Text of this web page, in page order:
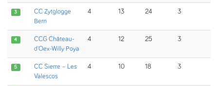
3
CC Zytglogge
Bern
4 13 24 3
4
CCG Château-
d'Oex-Willy Poya
4 12 25 3
5
CC Sierre – Les
Valescos
4 10 18 3